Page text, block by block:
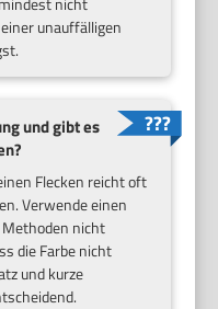
unauffälligen
und gibt es
Flecken reicht oft
Verwende einen
nicht
die Farbe nicht
und kurze